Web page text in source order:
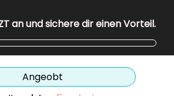
an und sichere dir einen Vorteil.
Angeobt